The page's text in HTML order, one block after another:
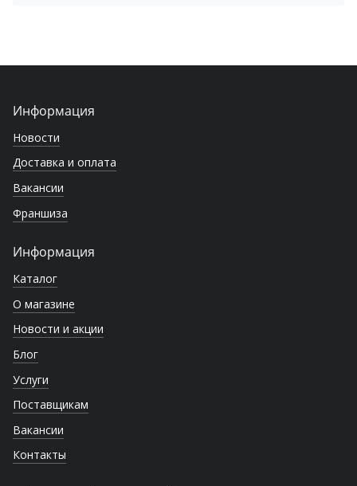
Информация
Новости
Доставка и оплата
Вакансии
Франшиза
Информация
Каталог
О магазине
Новости и акции
Блог
Услуги
Поставщикам
Вакансии
Контакты